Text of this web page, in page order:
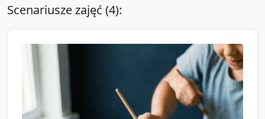
Scenariusze zajęć (4):